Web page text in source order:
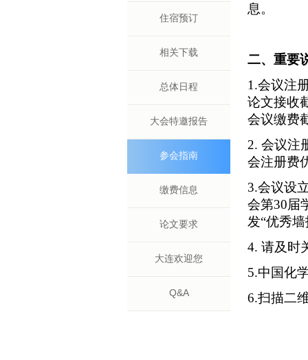
住宿预订
相关下载
总体日程
大会特邀报告
参会指南
缴费信息
论文要求
大连欢迎您
Q&A
息。
二、重要
1.会议注
论文接收
会议缴费
2. 会议注
会注册费
3.会议设
会第30届
发“优秀
4. 请及时
5.中国化
6.扫描二